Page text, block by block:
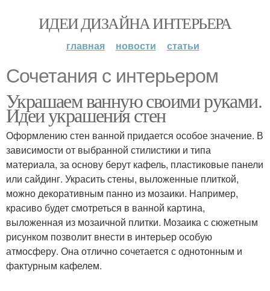
ИДЕИ ДИЗАЙНА ИНТЕРЬЕРА
главная новости статьи
Сочетания с интерьером
Украшаем ванную своими руками.
Идеи украшения стен
Оформлению стен ванной придается особое значение. В
зависимости от выбранной стилистики и типа
материала, за основу берут кафель, пластиковые панели
или сайдинг. Украсить стены, выложенные плиткой,
можно декоративным панно из мозаики. Например,
красиво будет смотреться в ванной картина,
выложенная из мозаичной плитки. Мозаика с сюжетным
рисунком позволит внести в интерьер особую
атмосферу. Она отлично сочетается с однотонным и
фактурным кафелем.